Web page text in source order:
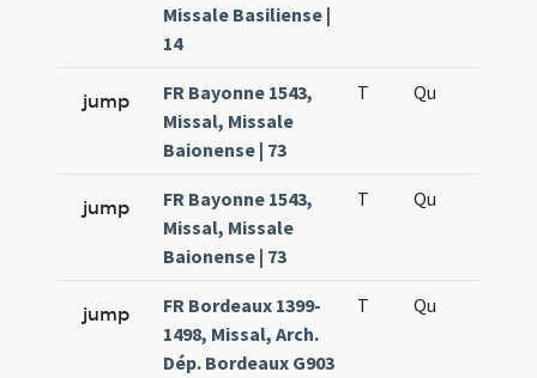
Missale Basiliense |
14
jump
FR Bayonne 1543,
Missal, Missale
Baionense | 73
T Qu
jump
FR Bayonne 1543,
Missal, Missale
Baionense | 73
T Qu
jump
FR Bordeaux 1399-
1498, Missal, Arch.
Dép. Bordeaux G903
T Qu